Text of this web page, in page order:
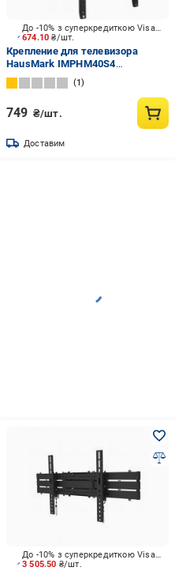
674.10₴/шт.
До -10% з суперкредиткою Visa Вигода
Крепление для телевизора
HausMark IMPHM40S4
поворотно-наклонные 22"-42"
черный
1
749 ₴/шт.
Доставим
3 505.50 ₴/шт.
До -10% з суперкредиткою Visa Вигода